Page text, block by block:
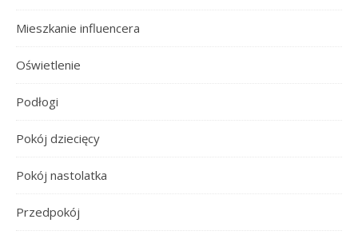
Mieszkanie influencera
Oświetlenie
Podłogi
Pokój dziecięcy
Pokój nastolatka
Przedpokój